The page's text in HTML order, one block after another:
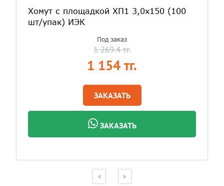
Хомут с площадкой ХП1 3,0х150 (100
шт/упак) ИЭК
Под заказ
1 269.4 тг.
1 154 тг.
ЗАКАЗАТЬ
ЗАКАЗАТЬ